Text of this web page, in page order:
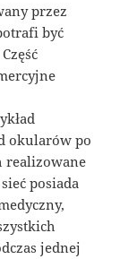
przez
być
okularów po
realizowane
posiada
jednej